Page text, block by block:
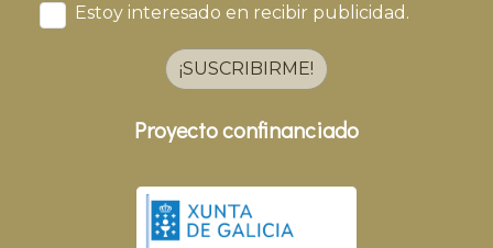
Estoy interesado en recibir publicidad.
¡SUSCRIBIRME!
Proyecto confinanciado